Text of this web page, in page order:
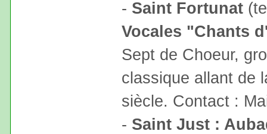
- Saint Fortunat
Vocales "Chants
Sept de Choeur,
classique allant de
siècle. Contact :
- Saint Just :